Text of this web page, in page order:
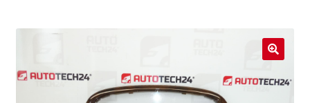
Количка